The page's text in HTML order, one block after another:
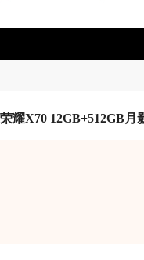
荣耀X70 12GB+512GB